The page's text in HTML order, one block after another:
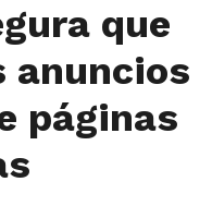
que
anuncios
páginas